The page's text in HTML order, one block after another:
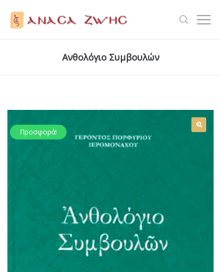
Ανθολόγιο Συμβουλών
Προσφορά!